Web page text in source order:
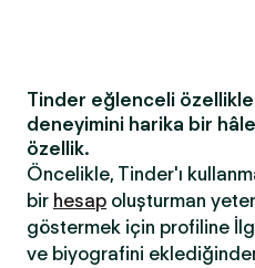
Tinder eğlenceli
deneyimini harika bir
özellik.
Öncelikle, Tinder'ı
bir hesap oluşturman
göstermek için profiline İlgi
ve biyografini